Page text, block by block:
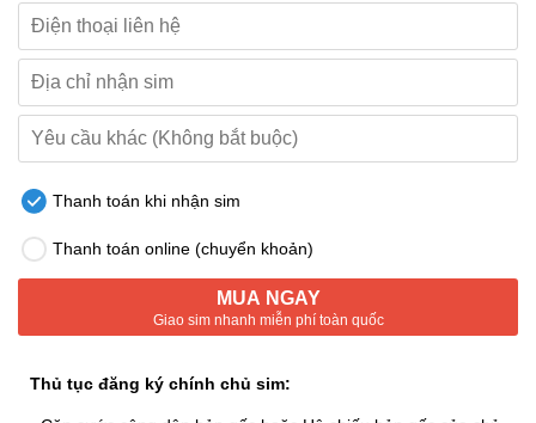
Thanh toán khi nhận sim
Thanh toán online (chuyển khoản)
MUA NGAY
Giao sim nhanh miễn phí toàn quốc
Thủ tục đăng ký chính chủ sim: